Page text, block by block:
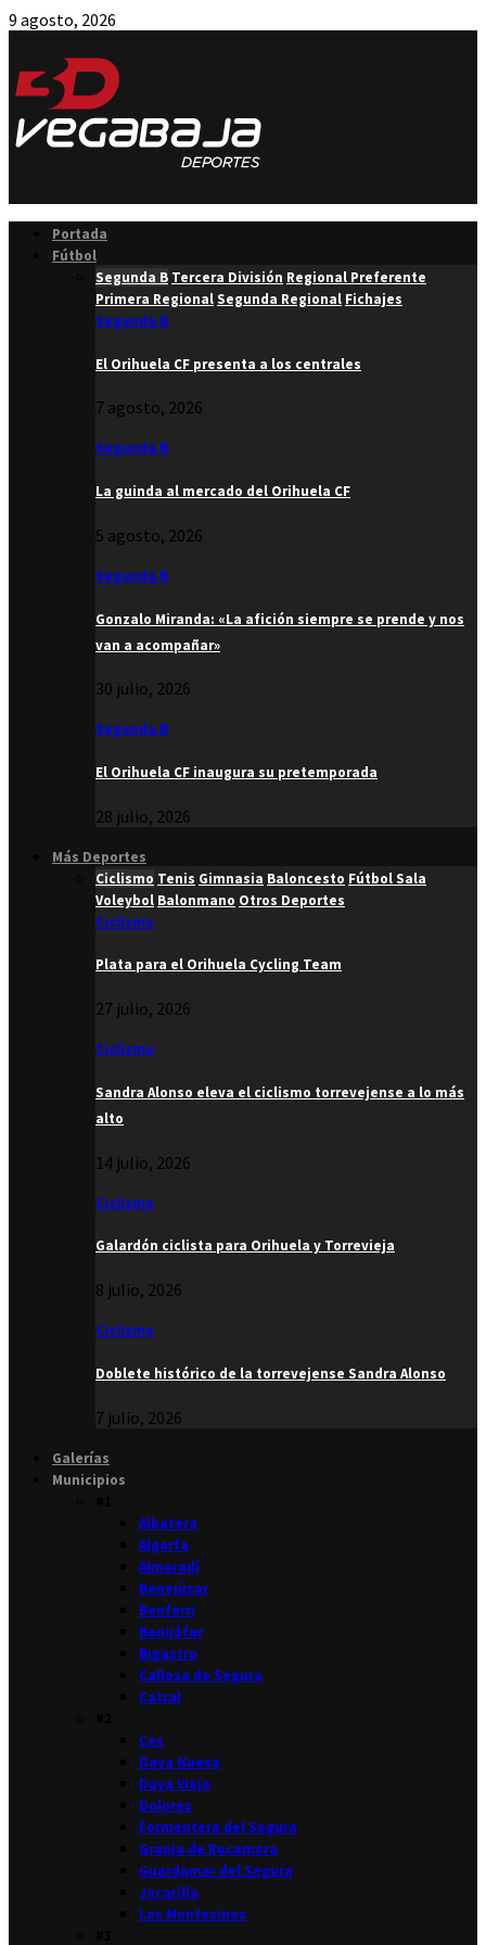
9 agosto, 2026
Portada
Fútbol
Segunda B Tercera División Regional Preferente
Primera RegionalSegunda Regional Fichajes
Segunda B
El Orihuela CF presenta a los centrales
7 agosto, 2026
Segunda B
La guinda al mercado del Orihuela CF
5 agosto, 2026
Segunda B
Gonzalo Miranda: «La afición siempre se prende y nos
van a acompañar»
30 julio, 2026
Segunda B
El Orihuela CF inaugura su pretemporada
28 julio, 2026
Más Deportes
Ciclismo Tenis Gimnasia Baloncesto Fútbol Sala
Voleybol Balonmano Otros Deportes
Ciclismo
Plata para el Orihuela Cycling Team
27 julio, 2026
Ciclismo
Sandra Alonso eleva el ciclismo torrevejense a lo más
alto
14 julio, 2026
Ciclismo
Galardón ciclista para Orihuela y Torrevieja
8 julio, 2026
Ciclismo
Doblete histórico de la torrevejense Sandra Alonso
7 julio, 2026
Galerías
Municipios
Albatera
Algorfa
Almoradí
Benejúzar
Benferri
Benijófar
Bigastro
Callosa de Segura
Catral
Cox
Daya Nueva
Daya Vieja
Dolores
Formentera del Segura
Granja de Rocamora
Guardamar del Segura
Jacarilla
Los Montesinos